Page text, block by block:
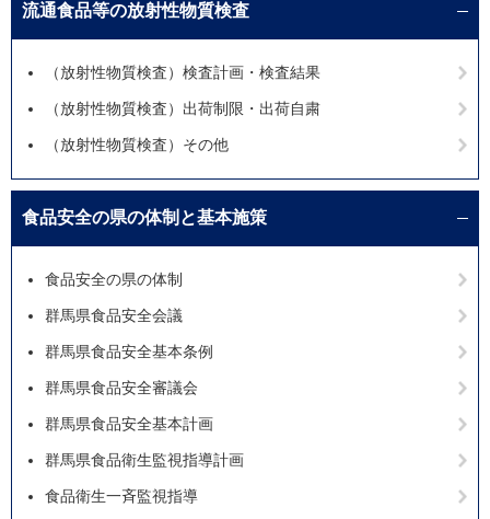
流通食品等の放射性物質検査
（放射性物質検査）検査計画・検査結果
（放射性物質検査）出荷制限・出荷自粛
（放射性物質検査）その他
食品安全の県の体制と基本施策
食品安全の県の体制
群馬県食品安全会議
群馬県食品安全基本条例
群馬県食品安全審議会
群馬県食品安全基本計画
群馬県食品衛生監視指導計画
食品衛生一斉監視指導